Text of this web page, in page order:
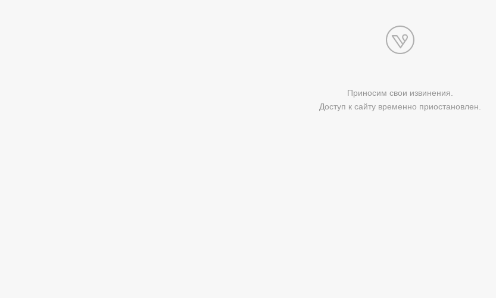
Приносим свои извинения.
Доступ к сайту временно приостановлен.